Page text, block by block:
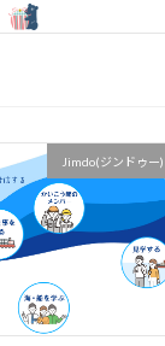
Jimdo(ジンドゥー)